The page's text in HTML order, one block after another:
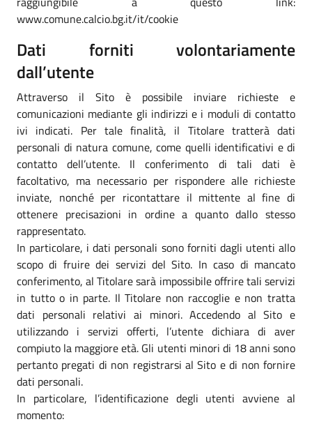
www.comune.calcio.bg.it/it/cookie
Dati forniti volontariamente
dall’utente
Attraverso il Sito è possibile inviare richieste e
comunicazioni mediante gli indirizzi e i moduli di contatto
ivi indicati. Per tale finalità, il Titolare tratterà dati
personali di natura comune, come quelli identificativi e di
contatto dell’utente. Il conferimento di tali dati è
facoltativo, ma necessario per rispondere alle richieste
inviate, nonché per ricontattare il mittente al fine di
ottenere precisazioni in ordine a quanto dallo stesso
rappresentato.
In particolare, i dati personali sono forniti dagli utenti allo
scopo di fruire dei servizi del Sito. In caso di mancato
conferimento, al Titolare sarà impossibile offrire tali servizi
in tutto o in parte. Il Titolare non raccoglie e non tratta
dati personali relativi ai minori. Accedendo al Sito e
utilizzando i servizi offerti, l’utente dichiara di aver
compiuto la maggiore età. Gli utenti minori di 18 anni sono
pertanto pregati di non registrarsi al Sito e di non fornire
dati personali.
In particolare, l’identificazione degli utenti avviene al
momento: